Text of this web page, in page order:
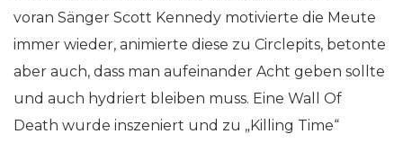
voran Sänger Scott Kennedy motivierte die Meute
immer wieder, animierte diese zu Circlepits, betonte
aber auch, dass man aufeinander Acht geben sollte
und auch hydriert bleiben muss. Eine Wall Of
Death wurde inszeniert und zu „Killing Time“